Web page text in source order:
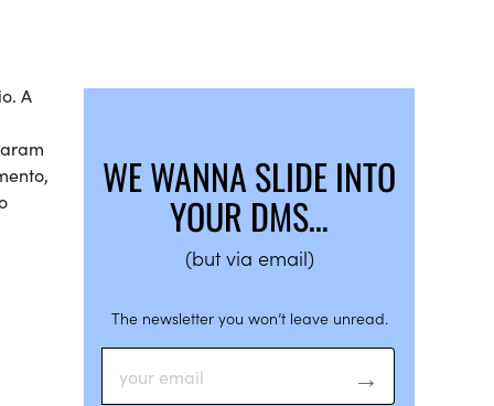
A
WE WANNA SLIDE INTO
YOUR DMS…
(but via email)
The newsletter you won’t leave unread.